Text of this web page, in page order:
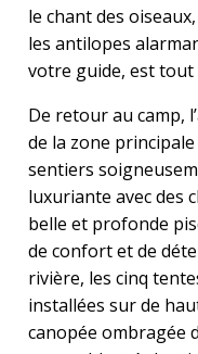
le chant des
les antilopes
votre guide, est tout
De retour au camp,
de la zone
sentiers
luxuriante avec des
belle et profonde
de confort et de
rivière, les cinq
installées sur de
canopée ombragée